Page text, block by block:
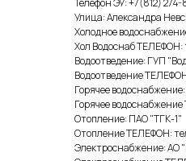
Телефон ЭУ: +7(812)
Улица: Александра
Холодное
Хол Водоснаб
Водоотведение: ГУП
Водоотведение
Горячее
Горячее
Отопление: ПАО "ТГК-1"
Отопление ТЕЛЕФОН:
Электроснабжение: АО